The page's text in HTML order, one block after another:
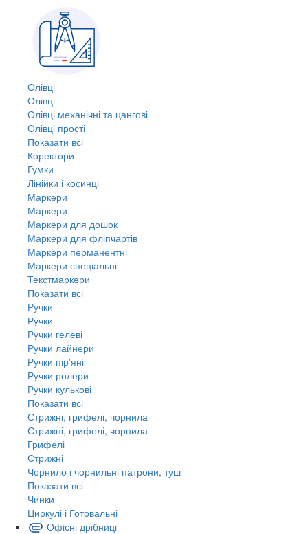
Олівці
Олівці
Олівці механічні та цангові
Олівці прості
Показати всі
Коректори
Гумки
Лінійки і косинці
Маркери
Маркери
Маркери для дошок
Маркери для фліпчартів
Маркери перманентні
Маркери спеціальні
Текстмаркери
Показати всі
Ручки
Ручки
Ручки гелеві
Ручки лайнери
Ручки пір'яні
Ручки ролери
Ручки кулькові
Показати всі
Стрижні, грифелі, чорнила
Стрижні, грифелі, чорнила
Грифелі
Стрижні
Чорнило і чорнильні патрони, туш
Показати всі
Чинки
Циркулі і Готовальні
Офісні дрібниці